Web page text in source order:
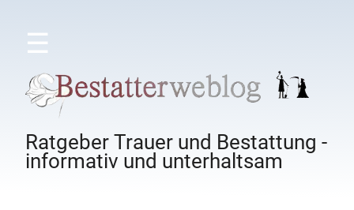
☰
Ratgeber Trauer und Bestattung -
informativ und unterhaltsam